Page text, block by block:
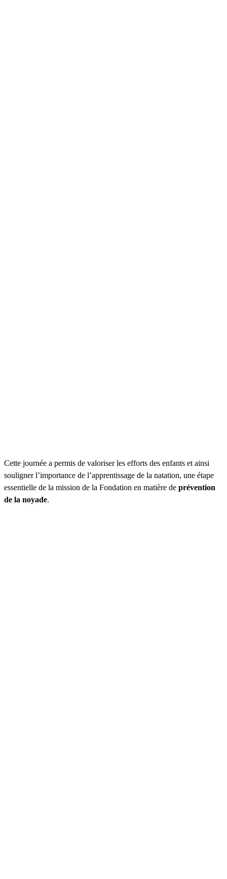
Cette journée a permis de valoriser les efforts des enfants et ainsi
souligner l’importance de l’apprentissage de la natation, une étape
essentielle de la mission de la Fondation en matière de prévention
de la noyade.